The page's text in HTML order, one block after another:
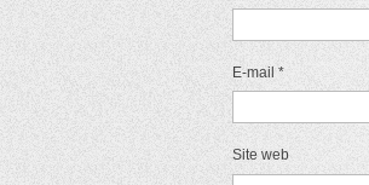
E-mail *
Site web